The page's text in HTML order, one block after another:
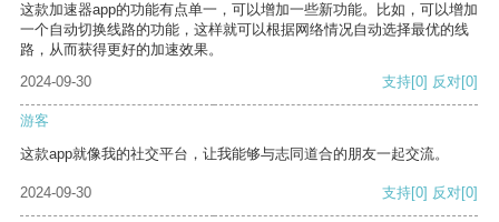
这款加速器app的功能有点单一，可以增加一些新功能。比如，可以增加
一个自动切换线路的功能，这样就可以根据网络情况自动选择最优的线
路，从而获得更好的加速效果。
2024-09-30
支持[0] 反对[0]
游客
这款app就像我的社交平台，让我能够与志同道合的朋友一起交流。
2024-09-30 支持[0] 反对[0]